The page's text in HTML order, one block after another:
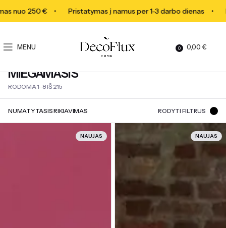
nuo 250 € Pristatymas į namus per 1-3 darbo dienas
MENU 0 0,00€
MIEGAMASIS
RODOMA 1–8 IŠ 215
RODYTI FILTRUS
NAUJAS NAUJAS